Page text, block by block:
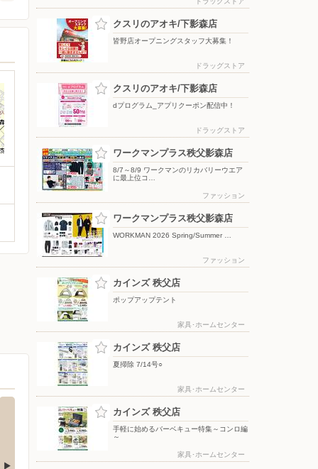
クスリのアオキ/下影森店
皆野店オープニングスタッフ大募集！
ドラッグストア
クスリのアオキ/下影森店
dプログラム_アプリクーポン配信中！
ドラッグストア
ワークマンプラス秩父影森店
8/7～8/9 ワークマンのリカバリーウエア
に最上位コ…
ファッション
ワークマンプラス秩父影森店
WORKMAN 2026 Spring/Summer …
ファッション
カインズ 秩父店
ポップアップテント
家具･ホームセンター
カインズ 秩父店
夏掃除 7/14号○
家具･ホームセンター
カインズ 秩父店
手軽に始めるバーベキュー特集～コンロ編
～
家具･ホームセンター